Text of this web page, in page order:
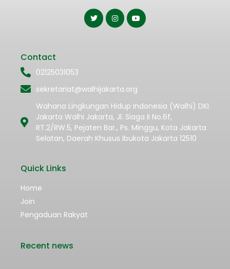
Contact
02125031053
sekretariat@walhijakarta.org
Wahana Lingkungan Hidup Indonesia (Walhi) DKI
Jakarta Walhi Jakarta, Jl. Siaga II No.6f,
RT.2/RW.5, Pejaten Bar., Ps. Minggu, Kota Jakarta
Selatan, Daerah Khusus Ibukota Jakarta 12510
Quick Links
Home
Join
Pengaduan Rakyat
Recent news